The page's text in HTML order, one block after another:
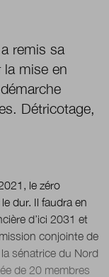
sur LinkedIn
remis sa
la mise en
Détricotage,
le zéro
dur. Il faudra en
d’ici 2031 et
conjointe de
sénatrice du Nord
de 20 membres